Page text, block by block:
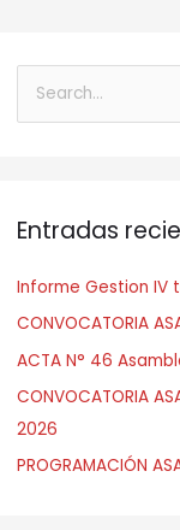
u
a
:
Entradas
Informe Gestion IV
CONVOCATORIA
ACTA N° 46
CONVOCATORIA
2026
PROGRAMACIÓN